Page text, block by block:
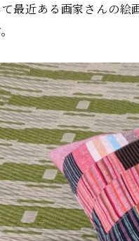
最近ある画家さんの絵